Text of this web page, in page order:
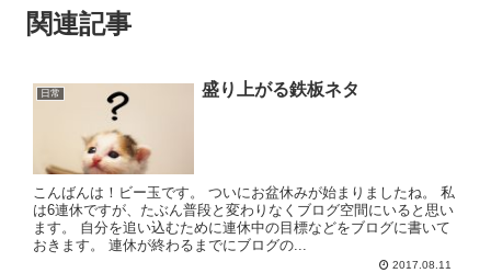
関連記事
日常 盛り上がる鉄板ネタ
こんばんは！ビー玉です。 ついにお盆休みが始まりましたね。 私
は6連休ですが、たぶん普段と変わりなくブログ空間にいると思い
ます。 自分を追い込むために連休中の目標などをブログに書いて
おきます。 連休が終わるまでにブログの...
2017.08.11